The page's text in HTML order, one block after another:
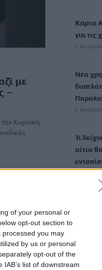
of your personal or
opt-out section to
you may
by us or personal
opt-out of the
list of downstream
με
–
Κυριακή
Κάρτα
για τις
6
Νέα
6
Τι
αίτια
Το
Κρήτη